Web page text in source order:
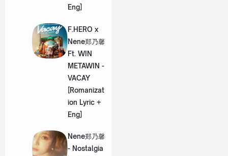
Eng]
F.HERO x
Nene郑乃馨
Ft. WIN
METAWIN -
VACAY
[Romanizat
ion Lyric +
Eng]
Nene郑乃馨
- Nostalgia